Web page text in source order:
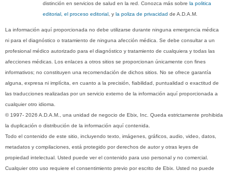
distinción en servicios de salud en la red. Conozca más sobrela politica
editorial, el proceso editorial, yla poliza de privacidad de A.D.A.M.
La información aquí proporcionada no debe utilizarse durante ninguna emergencia médica
ni para el diagnóstico o tratamiento de ninguna afección médica. Se debe consultar a un
profesional médico autorizado para el diagnóstico y tratamiento de cualquiera y todas las
afecciones médicas. Los enlaces a otros sitios se proporcionan únicamente con fines
informativos; no constituyen una recomendación de dichos sitios. No se ofrece garantía
alguna, expresa ni implícita, en cuanto a la precisión, fiabilidad, puntualidad o exactitud de
las traducciones realizadas por un servicio externo de la información aquí proporcionada a
cualquier otro idioma.
© 1997- 2026 A.D.A.M., una unidad de negocio de Ebix, Inc. Queda estrictamente prohibida
la duplicación o distribución de la información aquí contenida.
Todo el contenido de este sitio, incluyendo texto, imágenes, gráficos, audio, video, datos,
metadatos y compilaciones, está protegido por derechos de autor y otras leyes de
propiedad intelectual. Usted puede ver el contenido para uso personal y no comercial.
Cualquier otro uso requiere el consentimiento previo por escrito de Ebix. Usted no puede